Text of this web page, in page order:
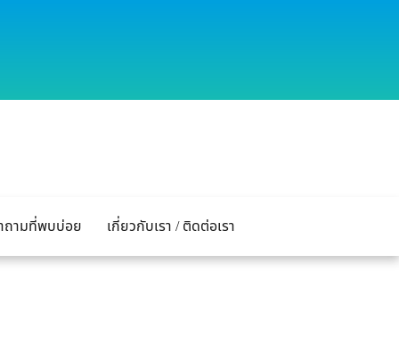
ถามที่พบบ่อย เกี่ยวกับเรา / ติดต่อเรา